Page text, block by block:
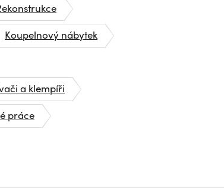
Koupelnový nábytek
a klempíři
práce